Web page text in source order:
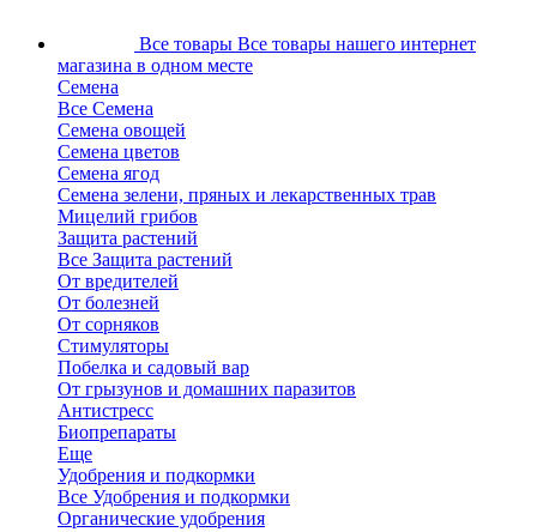
Все товары Все товары нашего интернет
магазина в одном месте
Семена
Все Семена
Семена овощей
Семена цветов
Семена ягод
Семена зелени, пряных и лекарственных трав
Мицелий грибов
Защита растений
Все Защита растений
От вредителей
От болезней
От сорняков
Стимуляторы
Побелка и садовый вар
От грызунов и домашних паразитов
Антистресс
Биопрепараты
Еще
Удобрения и подкормки
Все Удобрения и подкормки
Органические удобрения